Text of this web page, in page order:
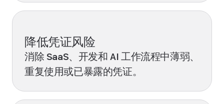
降低凭证风险
消除 SaaS、开发和 AI 工作流程中薄弱、
重复使用或已暴露的凭证。